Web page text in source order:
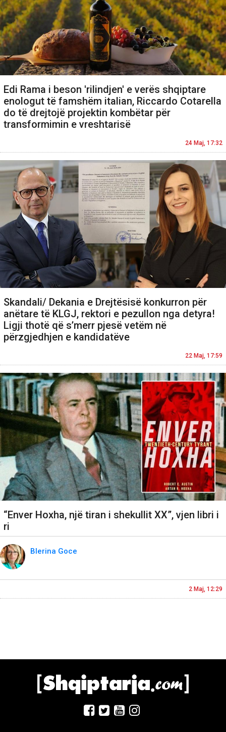
Edi Rama i beson 'rilindjen' e verës shqiptare
enologut të famshëm italian, Riccardo Cotarella
do të drejtojë projektin kombëtar për
transformimin e vreshtarisë
24 Maj, 17:32
Skandali/ Dekania e Drejtësisë konkurron për
anëtare të KLGJ, rektori e pezullon nga detyra!
Ligji thotë që s’merr pjesë vetëm në
përzgjedhjen e kandidatëve
22 Maj, 17:59
“Enver Hoxha, një tiran i shekullit XX”, vjen libri i
ri
Blerina Goce
2 Maj, 12:29